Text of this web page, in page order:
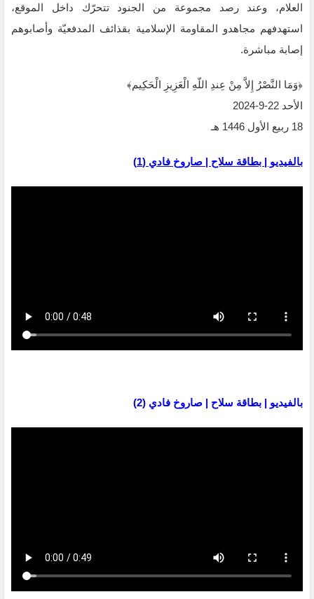
العلام، وعند رصد مجموعة من الجنود تتحرّك داخل الموقع،
‏استهدفهم مجاهدو المقاومة الإسلامية بقذائف المدفعيّة وأصابوهم
إصابة مباشرة.‏
‏﴿وَمَا النَّصْرُ إِلاَّ مِنْ عِندِ اللّهِ الْعَزِيزِ الْحَكِيم﴾‏
الأحد 22-9-2024‏
بالفيديو | بطاقة سلاح | صاروخ فادي (1)
بالفيديو | بطاقة سلاح | صاروخ فادي (2)